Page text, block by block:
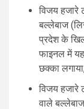
विजय
बल्लेबाज
प्रदेश के
फाइनल में यह
छक्का
विजय हजारे
वाले